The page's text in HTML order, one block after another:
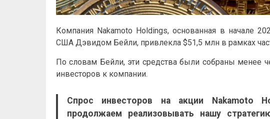
Компания Nakamoto Holdings, основанная в начале
США Дэвидом Бейли, привлекла $51,5 млн в рамках
По словам Бейли, эти средства были собраны менее
инвесторов к компании.
Спрос инвесторов на акции Nakamoto
продолжаем реализовывать нашу